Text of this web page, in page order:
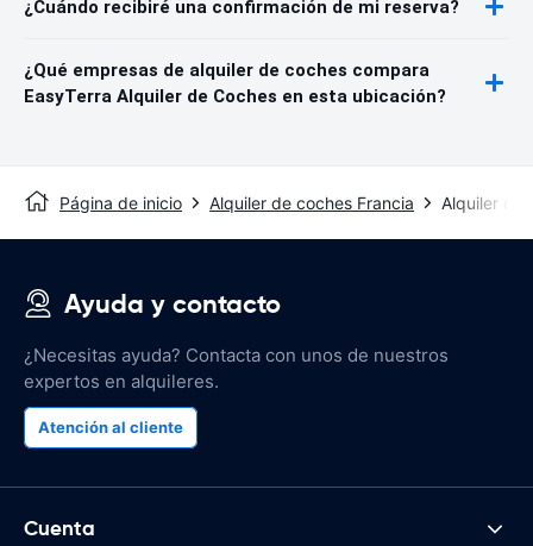
¿Cuándo recibiré una confirmación de mi reserva?
¿Qué empresas de alquiler de coches compara
EasyTerra Alquiler de Coches en esta ubicación?
Página de inicio Alquiler de coches Francia Alquiler de
Ayuda y contacto
¿Necesitas ayuda? Contacta con unos de nuestros
expertos en alquileres.
Atención al cliente
Cuenta